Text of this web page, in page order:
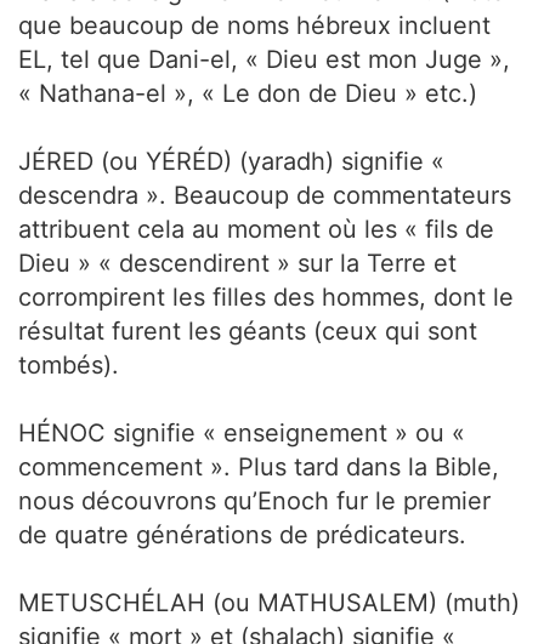
que beaucoup de noms hébreux incluent
EL, tel que Dani-el, « Dieu est mon Juge »,
« Nathana-el », « Le don de Dieu » etc.)
JÉRED (ou YÉRÉD) (yaradh) signifie «
descendra ». Beaucoup de commentateurs
attribuent cela au moment où les « fils de
Dieu » « descendirent » sur la Terre et
corrompirent les filles des hommes, dont le
résultat furent les géants (ceux qui sont
tombés).
HÉNOC signifie « enseignement » ou «
commencement ». Plus tard dans la Bible,
nous découvrons qu’Enoch fur le premier
de quatre générations de prédicateurs.
METUSCHÉLAH (ou MATHUSALEM) (muth)
signifie « mort » et (shalach) signifie «